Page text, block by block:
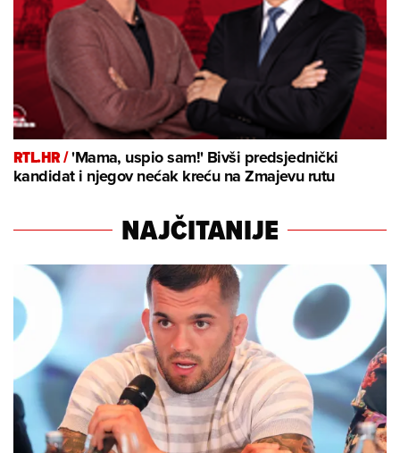
RTL.HR /'Mama, uspio sam!' Bivši predsjednički
kandidat i njegov nećak kreću na Zmajevu rutu
NAJČITANIJE